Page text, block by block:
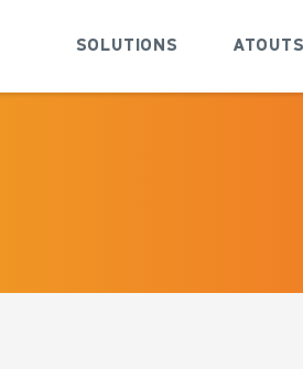
SOLUTIONS ATOUTS